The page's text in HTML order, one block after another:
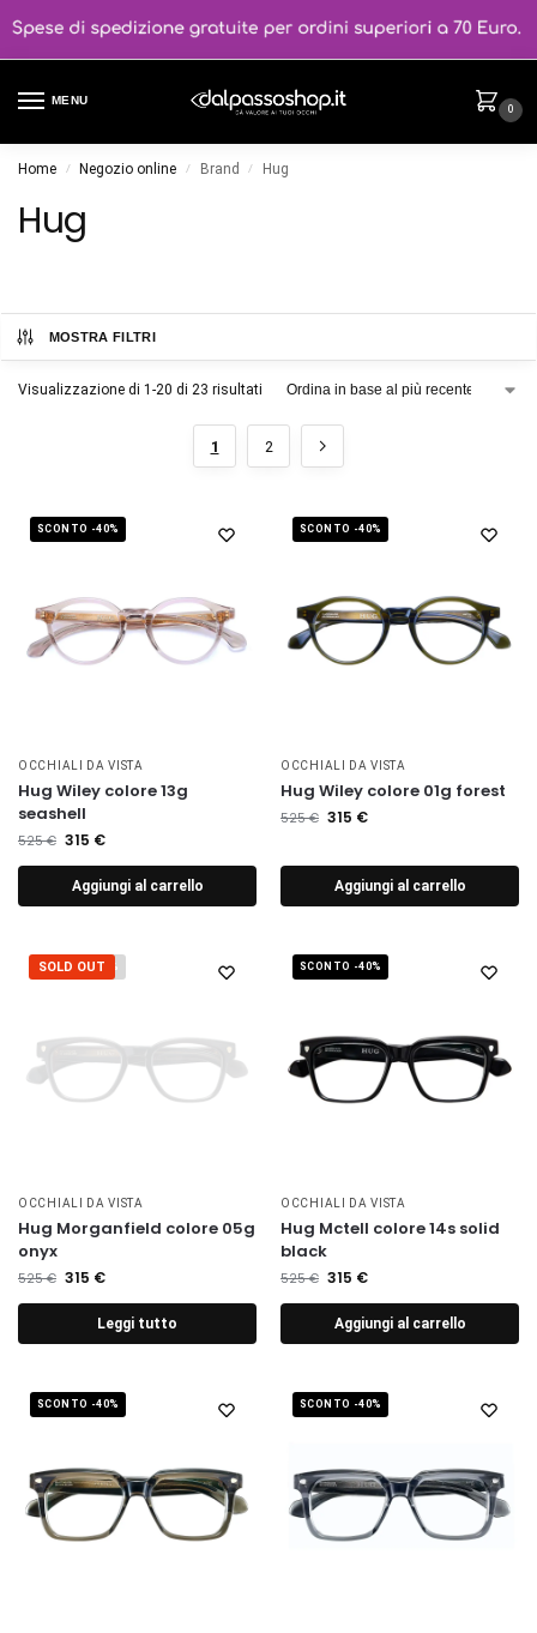
MENU
0
Home / Negozio online / Brand / Hug
Hug
MOSTRA FILTRI
Visualizzazione di 1-20 di 23 risultati
1 2
SCONTO -40%
OCCHIALI DA VISTA
Hug Wiley colore 13g
seashell
525€ 315 €
Aggiungi al carrello
SCONTO -40%
OCCHIALI DA VISTA
Hug Wiley colore 01g forest
525€ 315 €
Aggiungi al carrello
SCONTO -40%
SOLD OUT
OCCHIALI DA VISTA
Hug Morganfield colore 05g
onyx
525€ 315 €
Leggi tutto
SCONTO -40%
OCCHIALI DA VISTA
Hug Mctell colore 14s solid
black
525€ 315 €
Aggiungi al carrello
SCONTO -40% SCONTO -40%